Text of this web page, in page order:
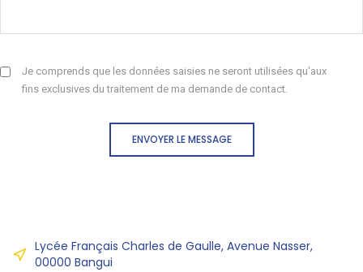
Je comprends que les données saisies ne seront utilisées qu'aux
fins exclusives du traitement de ma demande de contact.
ENVOYER LE MESSAGE
Lycée Français Charles de Gaulle, Avenue Nasser,
00000 Bangui